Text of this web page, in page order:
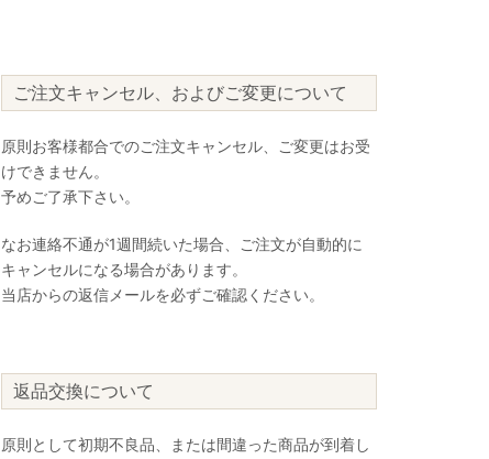
ご注文キャンセル、およびご変更について
原則お客様都合でのご注文キャンセル、ご変更はお受
けできません。
予めご了承下さい。
なお連絡不通が1週間続いた場合、ご注文が自動的に
キャンセルになる場合があります。
当店からの返信メールを必ずご確認ください。
返品交換について
原則として初期不良品、または間違った商品が到着し